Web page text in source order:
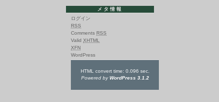
メタ情報
ログイン
RSS
Comments RSS
Valid XHTML
XFN
WordPress
HTML convert time: 0.096 sec.
Powered byWordPress 3.1.2